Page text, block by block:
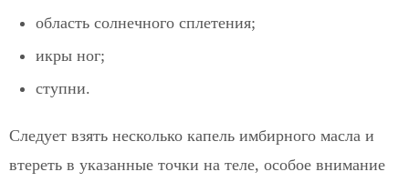
область солнечного сплетения;
икры ног;
ступни.
Следует взять несколько капель имбирного масла и
втереть в указанные точки на теле, особое внимание